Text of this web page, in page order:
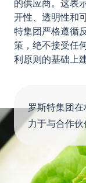
的供应商。这表
开性、透明性和
特集团严格遵循
策，绝不接受任
利原则的基础上
罗斯特集团
力于与合作